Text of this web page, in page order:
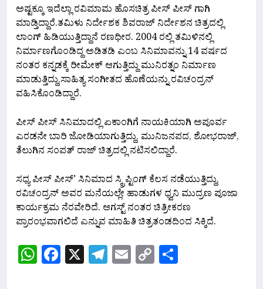
ಅಷ್ಟಕ್ಕೂ ಇದೆಲ್ಲಾ ರವಿಮಾಮ ಹೊಸ‌ಚಿತ್ರ ಪೀಸ್ ಪೀಸ್ ಗಾಗಿ
ಮಾಡ್ತಿದ್ದಾರೆ.ತಮಿಳು ನಿರ್ದೇಶಕ ಶಿವರಾಜ್ ನಿರ್ದೇಶನ ಚಿತ್ರದಲ್ಲಿ
ಲಾಂಗ್ ಹಿಡಿಯುತ್ತಿದ್ದಾನೆ ರಣಧೀರ. 2004 ರಲ್ಲಿ ತಮಿಳಿನಲ್ಲಿ
ನಿರ್ಮಾಣಗೊಂಡಿದ್ದ ಅಡಿತಡಿ ಎಂಬ ಸಿನಿಮಾವನ್ನು 14 ವರ್ಷದ
ನಂತರ ಕನ್ನಡಕ್ಕೆ ರೀಮೇಕ್ ಆಗುತ್ತಿದ್ದು ಮುನಿರತ್ನಂ ನಿರ್ಮಾಣ
ಮಾಡುತ್ತಿದ್ದು,ಸಾಹಿತ್ಯ ಸಂಗೀತದ ಹೊಣೆಯನ್ನು ರವಿಚಂದ್ರನ್
ವಹಿಸಿಕೊಂಡಿದ್ದಾರೆ.
ಪೀಸ್ ಪೀಸ್ ಸಿನಿಮಾದಲ್ಲಿ ಏಕಾಂಗಿಗೆ ನಾಯಕಿಯಾಗಿ ಅಪೂರ್ವ
ಎರಡನೇ ಬಾರಿ ಜೋಡಿಯಾಗುತ್ತಿದ್ದು, ಮುನಿಜನಪದ, ಶೋಭರಾಜ್,
ತೆಲುಗಿನ ಸಂಪತ್ ರಾಜ್ ಚಿತ್ರದಲ್ಲಿ ನಟಿಸಲಿದ್ದಾರೆ.
ಸಧ್ಯ ಪೀಸ್ ಪೀಸ್’ ಸಿನಿಮಾದ ಸ್ಕ್ರಿಪ್ಟಿಂಗ್ ಕೆಲಸ ನಡೆಯುತ್ತಿದ್ದು,
ರವಿಚಂದ್ರನ್ ಅವರ ಮನೆಯಲ್ಲೇ ಹಾಡುಗಳ ಧ್ವನಿ ಮುದ್ರಣ ಪೂಜಾ
ಕಾರ್ಯಕ್ರಮ ನೆರವೇರಿದೆ. ಆಗಸ್ಟ್ ನಂತರ ಚಿತ್ರೀಕರಣ
ಪ್ರಾರಂಭವಾಗಲಿದೆ ಎನ್ನುವ ಮಾಹಿತಿ ಚಿತ್ರತಂಡದಿಂದ ಸಿಕ್ಕಿದೆ.
WhatsApp
Facebook
X Telegram
Email
Copy
Link